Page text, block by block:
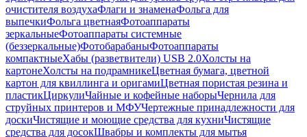
очистителя воздухаФлаги и знаменаФольга для
выпечкиФольга цветнаяФотоаппараты
зеркальныеФотоаппараты системные
(беззеркальные)ФотобарабаныФотоаппараты
компактныеХабы (разветвители) USB 2.0Холсты на
картонеХолсты на подрамникеЦветная бумага, цветной
картон для квиллинга и оригамиЦветная пористая резина и
пластикЦиркулиЧайные и кофейные наборыЧернила для
струйных принтеров и МФУЧертежные принадлежности для
доскиЧистящие и моющие средства для кухниЧистящие
средства для досокШвабры и комплекты для мытья